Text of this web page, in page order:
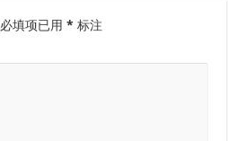
必填项已用* 标注